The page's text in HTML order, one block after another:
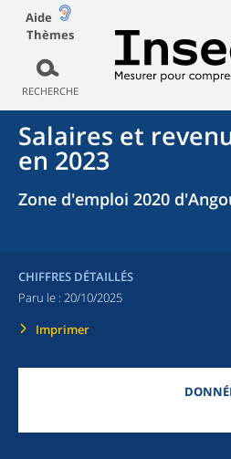
Aide
Thèmes
RECHERCHE
Salaires et
en 2023
Zone d'emploi 2020
CHIFFRES DÉTAILLÉS
Paru le : 20/10/2025
Imprimer